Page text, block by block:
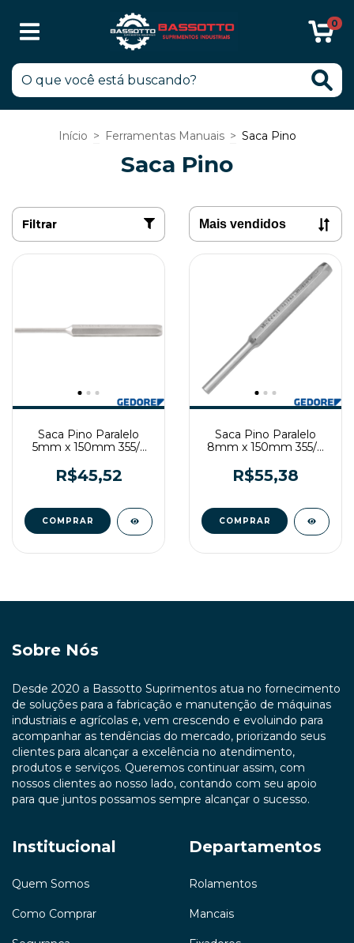
0
Início > Ferramentas Manuais > Saca Pino
Saca Pino
Filtrar
Saca Pino Paralelo
5mm x 150mm 355/5
R$45,52
Saca Pino Paralelo
8mm x 150mm 355/8
R$55,38
Sobre Nós
Desde 2020 a Bassotto Suprimentos atua no fornecimento
de soluções para a fabricação e manutenção de máquinas
industriais e agrícolas e, vem crescendo e evoluindo para
acompanhar as tendências do mercado, priorizando seus
clientes para alcançar a excelência no atendimento,
produtos e serviços. Queremos continuar assim, com
nossos clientes ao nosso lado, contando com seu apoio
para que juntos possamos sempre alcançar o sucesso.
Institucional
Quem Somos
Como Comprar
Departamentos
Rolamentos
Mancais